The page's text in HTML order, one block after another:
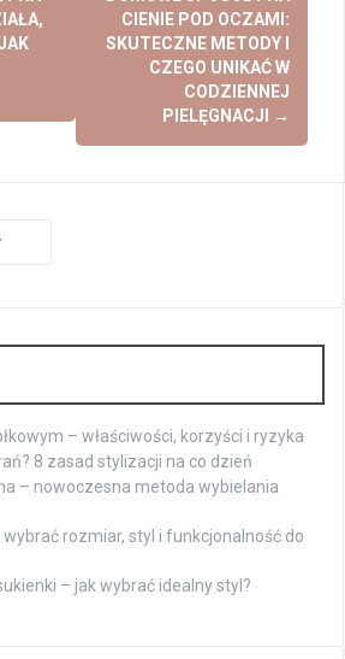
CIENIE POD OCZAMI:
SKUTECZNE METODY I
CZEGO UNIKAĆ W
CODZIENNEJ
PIELĘGNACJI
→
– właściwości, korzyści i ryzyka
8 zasad stylizacji na co dzień
– nowoczesna metoda wybielania
rozmiar, styl i funkcjonalność do
– jak wybrać idealny styl?